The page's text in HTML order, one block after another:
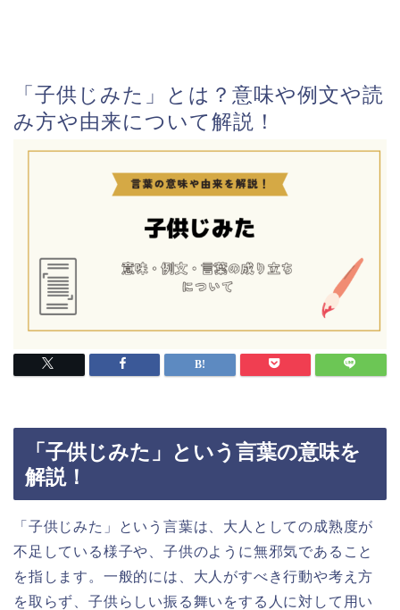
「子供じみた」とは？意味や例文や読
み方や由来について解説！
「子供じみた」という言葉の意味を
解説！
「子供じみた」という言葉は、大人としての成熟度が
不足している様子や、子供のように無邪気であること
を指します。一般的には、大人がすべき行動や考え方
を取らず、子供らしい振る舞いをする人に対して用い